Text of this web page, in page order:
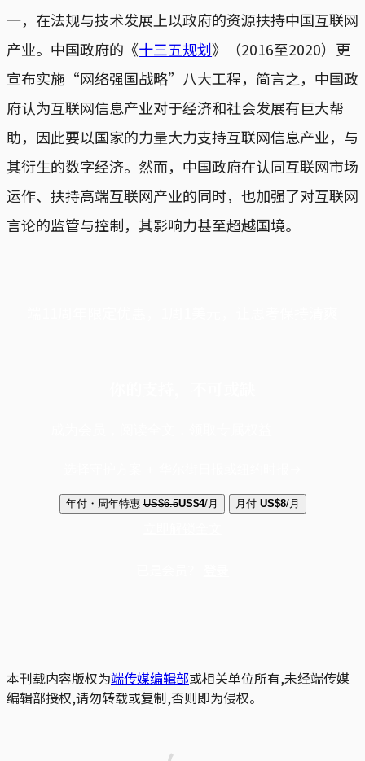
一，在法规与技术发展上以政府的资源扶持中国互联网
产业。中国政府的《十三五规划》（2016至2020）更
宣布实施“网络强国战略”八大工程，简言之，中国政
府认为互联网信息产业对于经济和社会发展有巨大帮
助，因此要以国家的力量大力支持互联网信息产业，与
其衍生的数字经济。然而，中国政府在认同互联网市场
运作、扶持高端互联网产业的同时，也加强了对互联网
言论的监管与控制，其影响力甚至超越国境。
年付・周年特惠 US$6.5US$4/月 月付 US$8/月
本刊载内容版权为端传媒编辑部或相关单位所有,未经端传媒
编辑部授权,请勿转载或复制,否则即为侵权。